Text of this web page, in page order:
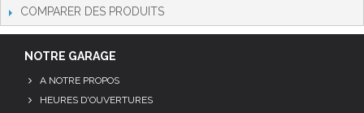
COMPARER DES PRODUITS
NOTRE GARAGE
A NOTRE PROPOS
HEURES D'OUVERTURES